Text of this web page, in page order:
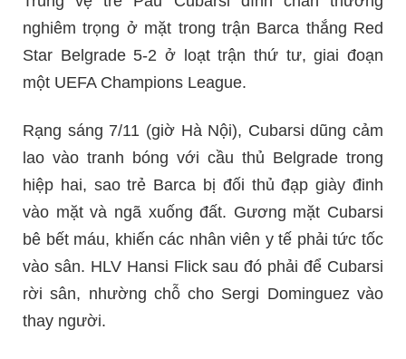
nghiêm trọng ở mặt trong trận Barca thắng Red
Star Belgrade 5-2 ở loạt trận thứ tư, giai đoạn
một UEFA Champions League.
Rạng sáng 7/11 (giờ Hà Nội), Cubarsi dũng cảm
lao vào tranh bóng với cầu thủ Belgrade trong
hiệp hai, sao trẻ Barca bị đối thủ đạp giày đinh
vào mặt và ngã xuống đất. Gương mặt Cubarsi
bê bết máu, khiến các nhân viên y tế phải tức tốc
vào sân. HLV Hansi Flick sau đó phải để Cubarsi
rời sân, nhường chỗ cho Sergi Dominguez vào
thay người.